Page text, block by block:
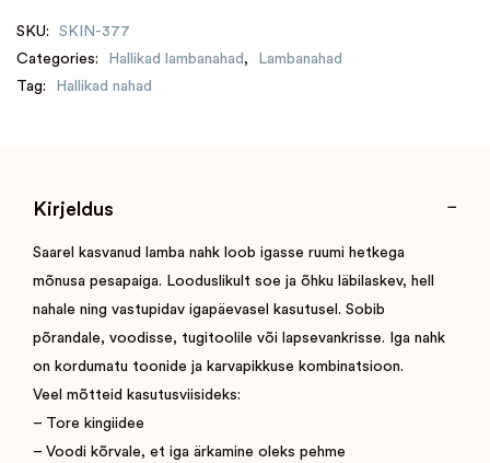
SKU:
SKIN-377
Categories:
Hallikad lambanahad ,
Lambanahad
Tag:
Hallikad nahad
Kirjeldus
Saarel kasvanud lamba nahk loob igasse ruumi hetkega
mõnusa pesapaiga. Looduslikult soe ja õhku läbilaskev, hell
nahale ning vastupidav igapäevasel kasutusel. Sobib
põrandale, voodisse, tugitoolile või lapsevankrisse. Iga nahk
on kordumatu toonide ja karvapikkuse kombinatsioon.
Veel mõtteid kasutusviisideks:
– Tore kingiidee
– Voodi kõrvale, et iga ärkamine oleks pehme